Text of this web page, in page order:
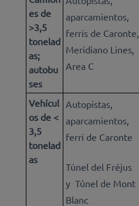
es de
>3,5
tonelad
as;
autobu
ses
aparcamientos,
ferris de Caronte,
Meridiano Lines,
Area C
Vehícul
os de <
3,5
tonelad
as
Autopistas,
aparcamientos,
ferri de Caronte
Túnel del Fréjus
y Túnel de Mont
Blanc